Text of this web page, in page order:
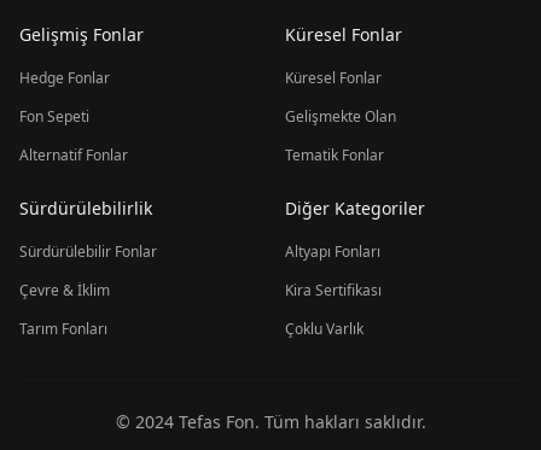
Gelişmiş Fonlar
Hedge Fonlar
Fon Sepeti
Alternatif Fonlar
Küresel Fonlar
Küresel Fonlar
Gelişmekte Olan
Tematik Fonlar
Sürdürülebilirlik
Sürdürülebilir Fonlar
Çevre & İklim
Tarım Fonları
Diğer Kategoriler
Altyapı Fonları
Kira Sertifikası
Çoklu Varlık
© 2024 Tefas Fon. Tüm hakları saklıdır.